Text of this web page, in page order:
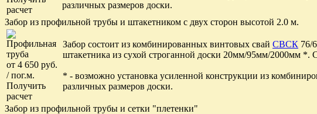
расчет
различных размеров доски.
Забор из профильной трубы и штакетником с двух сторон высотой 2.0 м.
от 4 650 руб.
/ пог.м.
Получить
расчет
Забор состоит из комбинированных винтовых свай СВСК 76/
штакетника из сухой строганной доски 20мм/95мм/2000мм *.
* - возможно установка усиленной конструкции из
различных размеров доски.
Забор из профильной трубы и сетки "плетенки"